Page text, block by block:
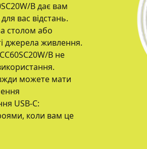
B дає вам
вас відстань.
столом або
джерела живлення.
B не
можете мати
USB-C:
коли вам це